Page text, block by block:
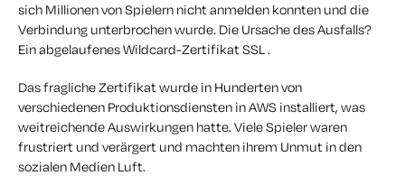
sich Millionen von Spielern nicht anmelden konnten und die
Verbindung unterbrochen wurde. Die Ursache des Ausfalls?
Ein abgelaufenes Wildcard-Zertifikat SSL .
Das fragliche Zertifikat wurde in Hunderten von
verschiedenen Produktionsdiensten in AWS installiert, was
weitreichende Auswirkungen hatte. Viele Spieler waren
frustriert und verärgert und machten ihrem Unmut in den
sozialen Medien Luft.